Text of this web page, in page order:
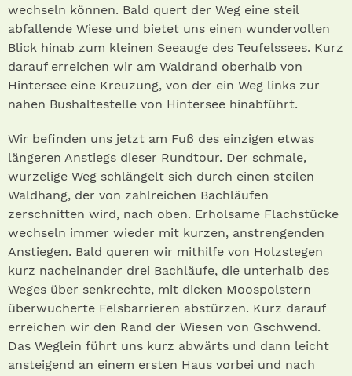
wechseln können. Bald quert der Weg eine steil
abfallende Wiese und bietet uns einen wundervollen
Blick hinab zum kleinen Seeauge des Teufelssees. Kurz
darauf erreichen wir am Waldrand oberhalb von
Hintersee eine Kreuzung, von der ein Weg links zur
nahen Bushaltestelle von Hintersee hinabführt.
Wir befinden uns jetzt am Fuß des einzigen etwas
längeren Anstiegs dieser Rundtour. Der schmale,
wurzelige Weg schlängelt sich durch einen steilen
Waldhang, der von zahlreichen Bachläufen
zerschnitten wird, nach oben. Erholsame Flachstücke
wechseln immer wieder mit kurzen, anstrengenden
Anstiegen. Bald queren wir mithilfe von Holzstegen
kurz nacheinander drei Bachläufe, die unterhalb des
Weges über senkrechte, mit dicken Moospolstern
überwucherte Felsbarrieren abstürzen. Kurz darauf
erreichen wir den Rand der Wiesen von Gschwend.
Das Weglein führt uns kurz abwärts und dann leicht
ansteigend an einem ersten Haus vorbei und nach